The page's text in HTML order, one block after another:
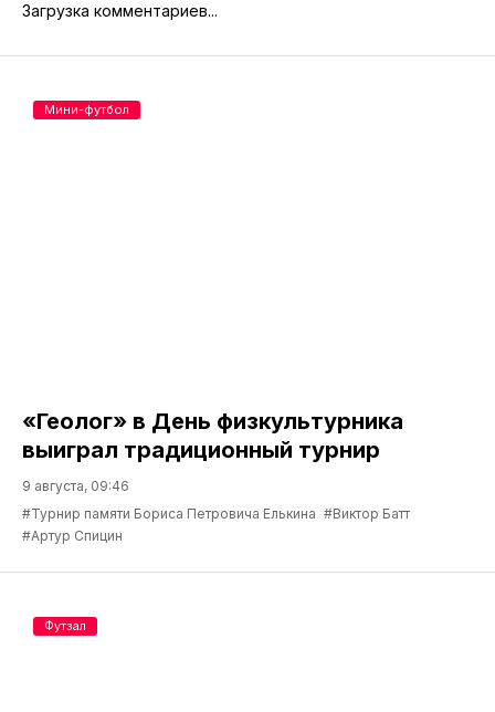
Загрузка комментариев...
«Геолог» в День физкультурника
выиграл традиционный турнир
9 августа, 09:46
#Турнир памяти Бориса Петровича Елькина #Виктор Батт
#Артур Спицин
Мини-футбол
Футзал